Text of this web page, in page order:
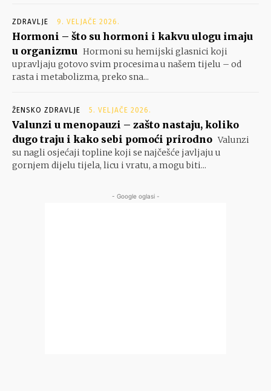
ZDRAVLJE 9. VELJAČE 2026.
Hormoni – što su hormoni i kakvu ulogu imaju
u organizmu Hormoni su hemijski glasnici koji
upravljaju gotovo svim procesima u našem tijelu – od
rasta i metabolizma, preko sna...
ŽENSKO ZDRAVLJE 5. VELJAČE 2026.
Valunzi u menopauzi – zašto nastaju, koliko
dugo traju i kako sebi pomoći prirodno Valunzi
su nagli osjećaji topline koji se najčešće javljaju u
gornjem dijelu tijela, licu i vratu, a mogu biti...
- Google oglasi -